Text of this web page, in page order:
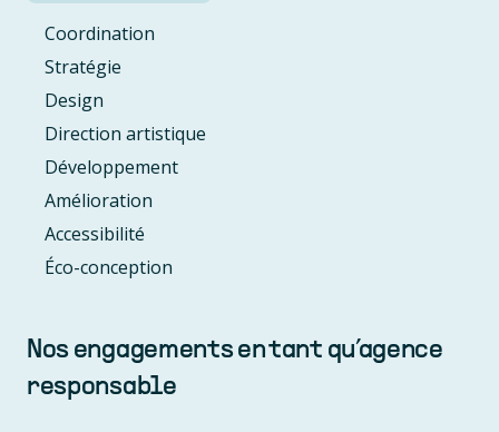
Coordination
Stratégie
Design
Direction artistique
Développement
Amélioration
Accessibilité
Éco-conception
Nos engagements en tant qu’agence
responsable